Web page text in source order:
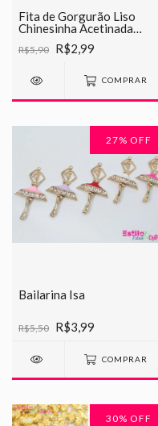
Fita de Gorgurão Liso
Chinesinha Acetinada
R$5,90 R$2,99
COMPRAR
27% OFF
Bailarina Isa
R$5,50 R$3,99
COMPRAR
30% OFF